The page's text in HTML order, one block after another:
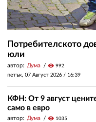
Потребителското
юли
автор: Дума visibility 992
петък, 07 Август 2026 / 16:39
КФН: От 9 август
само в евро
автор: Дума visibility 1035